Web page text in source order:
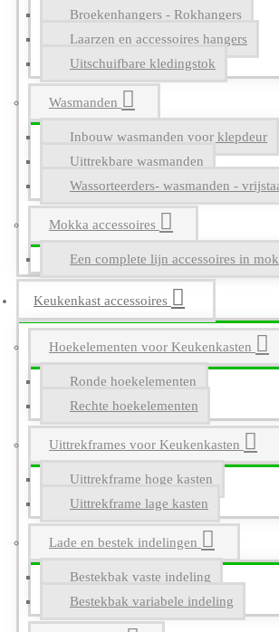
Broekenhangers - Rokhangers
Laarzen en accessoires hangers
Uitschuifbare kledingstok
Wasmanden
Inbouw wasmanden voor klepdeur
Uittrekbare wasmanden
Wassorteerders- wasmanden -
Mokka accessoires
Een complete lijn accessoires in
Keukenkast accessoires
Hoekelementen voor Keukenkasten
Ronde hoekelementen
Rechte hoekelementen
Uittrekframes voor Keukenkasten
Uittrekframe hoge kasten
Uittrekframe lage kasten
Lade en bestek indelingen
Bestekbak vaste indeling
Bestekbak variabele indeling